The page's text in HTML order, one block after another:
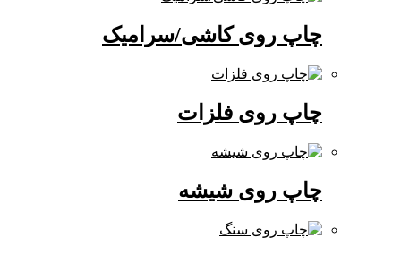
چاپ روی کاشی/سرامیک
چاپ روی فلزات
چاپ روی شیشه